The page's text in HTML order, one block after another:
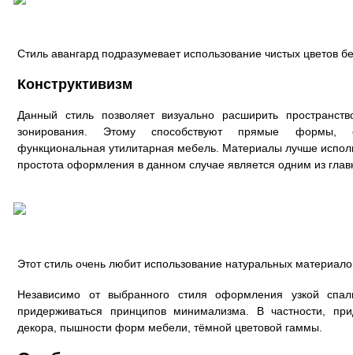
Стиль авангард подразумевает использование чистых цветов
Конструктивизм
Данный стиль позволяет визуально расширить
зонирования. Этому способствуют прямые формы,
функциональная утилитарная мебель. Материалы лучше
простота оформления в данном случае является одним из
Этот стиль очень любит использование натуральных
Независимо от выбранного стиля оформления узкой
придерживаться принципов минимализма. В частности,
декора, пышности форм мебели, тёмной цветовой гаммы.